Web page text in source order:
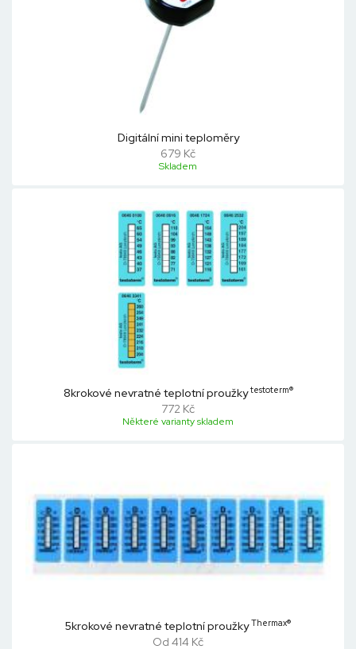
Digitální mini teploměry
679 Kč
Skladem
8krokové nevratné teplotní proužkytestoterm®
772 Kč
Některé varianty skladem
5krokové nevratné teplotní proužkyThermax®
Od 414 Kč